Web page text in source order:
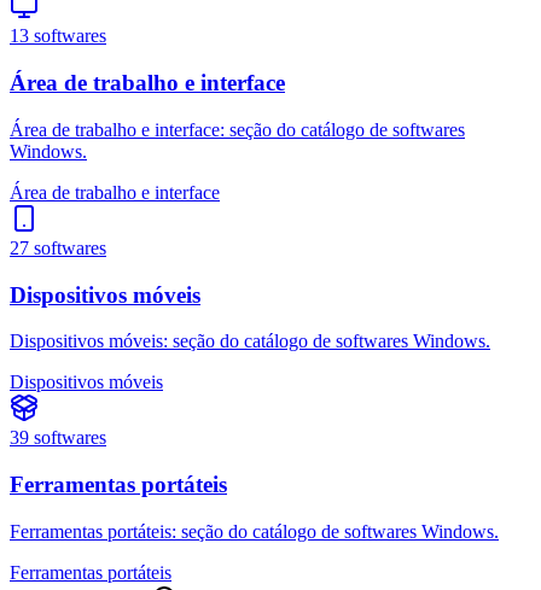
13 softwares
Área de trabalho e interface
Área de trabalho e interface: seção do catálogo de softwares
Windows.
Área de trabalho e interface
27 softwares
Dispositivos móveis
Dispositivos móveis: seção do catálogo de softwares Windows.
Dispositivos móveis
39 softwares
Ferramentas portáteis
Ferramentas portáteis: seção do catálogo de softwares Windows.
Ferramentas portáteis